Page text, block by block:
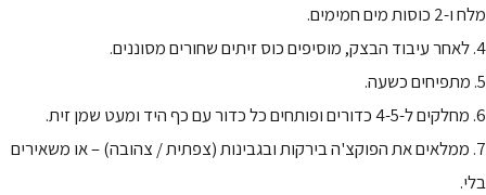
מלח ו-2 כוסות מים חמימים.
4. לאחר עיבוד הבצק, מוסיפים כוס זיתים שחורים מסוננים.
5. מתפיחים כשעה.
6. מחלקים ל-4-5 כדורים ופותחים כל כדור עם כף היד ומעט שמן זית.
7. ממלאים את הפוקצ'ה בירקות ובגבינות (צפתית / צהובה) – או משאירים
בלי.